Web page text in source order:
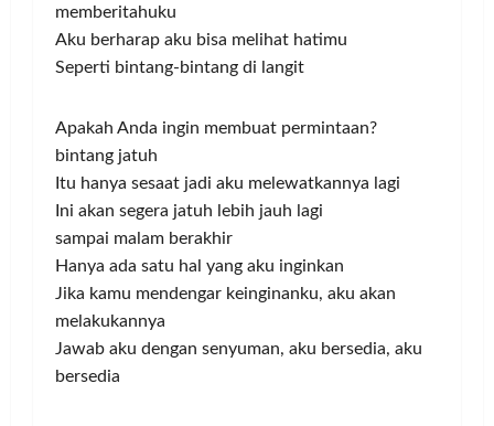
memberitahuku
Aku berharap aku bisa melihat hatimu
Seperti bintang-bintang di langit
Apakah Anda ingin membuat permintaan?
bintang jatuh
Itu hanya sesaat jadi aku melewatkannya lagi
Ini akan segera jatuh lebih jauh lagi
sampai malam berakhir
Hanya ada satu hal yang aku inginkan
Jika kamu mendengar keinginanku, aku akan
melakukannya
Jawab aku dengan senyuman, aku bersedia, aku
bersedia